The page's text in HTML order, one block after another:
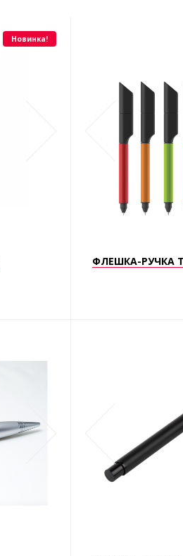
Новинка!
ФЛЕШКА-РУЧКА